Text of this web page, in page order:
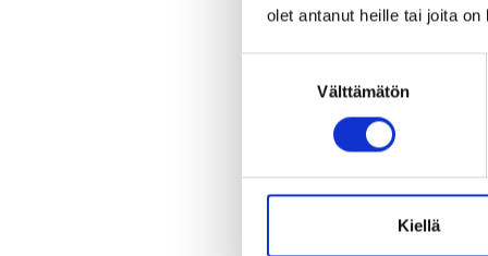
olet antanut heille tai joita
Välttämätön
Kiellä